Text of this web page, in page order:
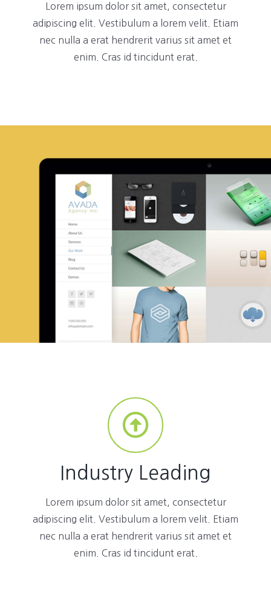
Lorem ipsum dolor sit amet, consectetur
adipiscing elit. Vestibulum a lorem velit. Etiam
nec nulla a erat hendrerit varius sit amet et
enim. Cras id tincidunt erat.
Industry Leading
Lorem ipsum dolor sit amet, consectetur
adipiscing elit. Vestibulum a lorem velit. Etiam
nec nulla a erat hendrerit varius sit amet et
enim. Cras id tincidunt erat.